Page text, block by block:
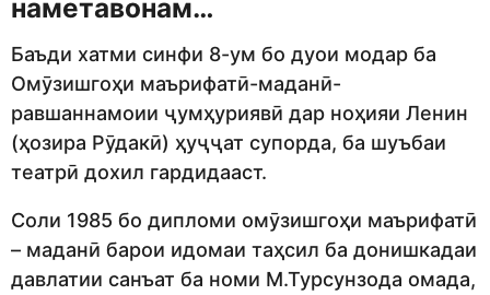
наметавонам…
Баъди хатми синфи 8-ум бо дуои модар ба
Омӯзишгоҳи маърифатӣ-маданӣ-
равшаннамоии ҷумҳуриявӣ дар ноҳияи Ленин
(ҳозира Рӯдакӣ) ҳуҷҷат супорда, ба шуъбаи
театрӣ дохил гардидааст.
Соли 1985 бо дипломи омӯзишгоҳи маърифатӣ
– маданӣ барои идомаи таҳсил ба донишкадаи
давлатии санъат ба номи М.Турсунзода омада,